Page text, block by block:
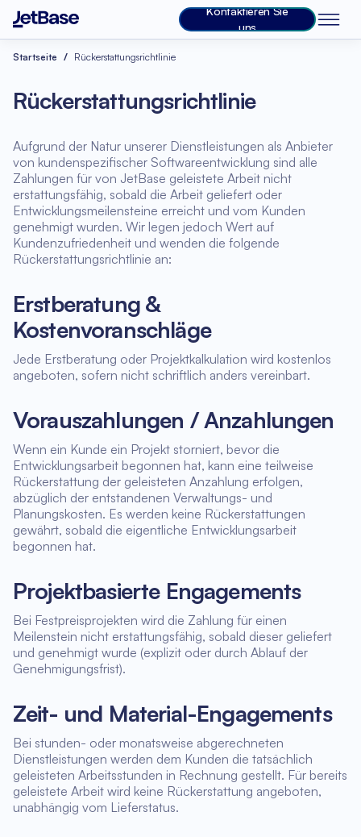
Kontaktieren Sie
uns
Startseite Rückerstattungsrichtlinie
Rückerstattungsrichtlinie
Aufgrund der Natur unserer Dienstleistungen als Anbieter
von kundenspezifischer Softwareentwicklung sind alle
Zahlungen für von JetBase geleistete Arbeit nicht
erstattungsfähig, sobald die Arbeit geliefert oder
Entwicklungsmeilensteine erreicht und vom Kunden
genehmigt wurden. Wir legen jedoch Wert auf
Kundenzufriedenheit und wenden die folgende
Rückerstattungsrichtlinie an:
Erstberatung &
Kostenvoranschläge
Jede Erstberatung oder Projektkalkulation wird kostenlos
angeboten, sofern nicht schriftlich anders vereinbart.
Vorauszahlungen / Anzahlungen
Wenn ein Kunde ein Projekt storniert, bevor die
Entwicklungsarbeit begonnen hat, kann eine teilweise
Rückerstattung der geleisteten Anzahlung erfolgen,
abzüglich der entstandenen Verwaltungs- und
Planungskosten. Es werden keine Rückerstattungen
gewährt, sobald die eigentliche Entwicklungsarbeit
begonnen hat.
Projektbasierte Engagements
Bei Festpreisprojekten wird die Zahlung für einen
Meilenstein nicht erstattungsfähig, sobald dieser geliefert
und genehmigt wurde (explizit oder durch Ablauf der
Genehmigungsfrist).
Zeit- und Material-Engagements
Bei stunden- oder monatsweise abgerechneten
Dienstleistungen werden dem Kunden die tatsächlich
geleisteten Arbeitsstunden in Rechnung gestellt. Für bereits
geleistete Arbeit wird keine Rückerstattung angeboten,
unabhängig vom Lieferstatus.